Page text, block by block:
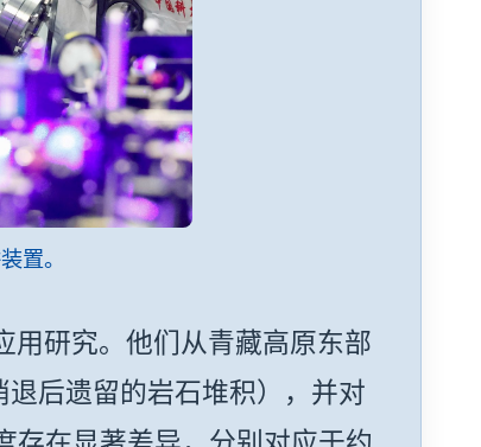
置。
研究。他们从青藏高原东部
后遗留的岩石堆积），并对